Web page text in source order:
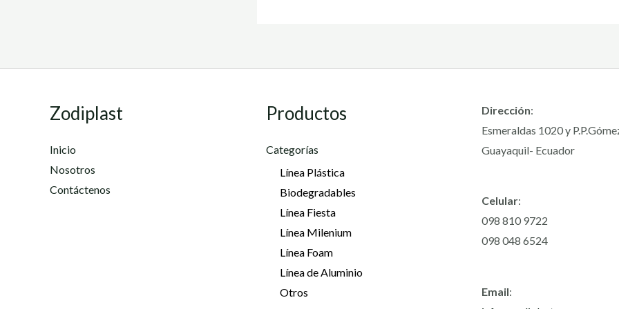
Zodiplast
Inicio
Nosotros
Contáctenos
Productos
Categorías
Línea Plástica
Biodegradables
Línea Fiesta
Línea Milenium
Línea Foam
Línea de Aluminio
Otros
Dirección:
Esmeraldas 1020 y
Guayaquil- Ecuador
Celular:
098 810 9722
098 048 6524
Email: